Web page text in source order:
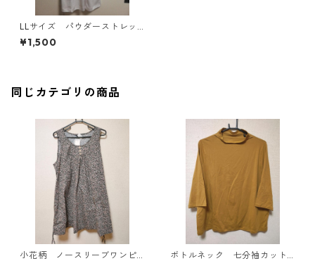
LLサイズ パウダーストレッ
チ アシンメトリー 衿ワン
ピース MAA-2625
¥1,500
同じカテゴリの商品
小花柄 ノースリーブワンピ
ボトルネック 七分袖カット